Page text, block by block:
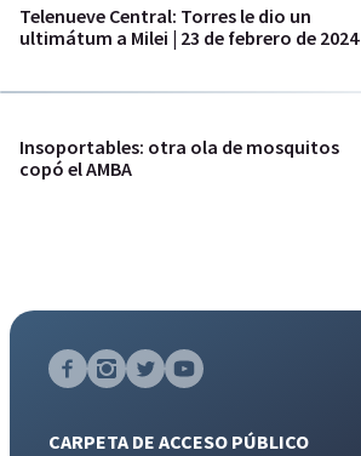
Telenueve Central: Torres le dio un
ultimátum a Milei | 23 de febrero de 2024
Insoportables: otra ola de mosquitos
copó el AMBA
CARPETA DE ACCESO PÚBLICO